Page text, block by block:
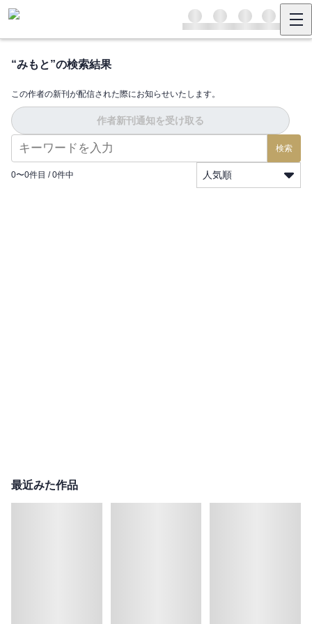
“みもと”の検索結果
この作者の新刊が配信された際にお知らせいたします。
作者新刊通知を受け取る
検索
0〜0件目 / 0件中 人気順
最近みた作品